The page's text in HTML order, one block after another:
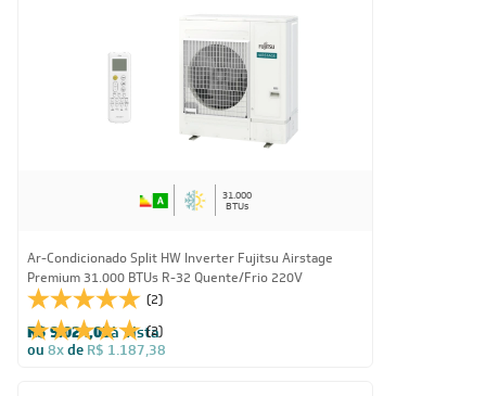
31.000
BTUs
Ar-Condicionado Split HW Inverter Fujitsu Airstage
Premium 31.000 BTUs R-32 Quente/Frio 220V
(2)
(2)
R$ 9.024,05à vista
ou 8xde R$ 1.187,38